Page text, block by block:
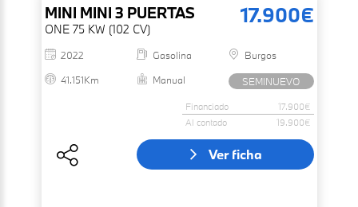
MINI MINI 3 PUERTAS
ONE 75 KW (102 CV)
17.900€
2022 Gasolina
Burgos
41.151Km
Manual SEMINUEVO
Financiado
17.900€
Al contado
19.900€
Ver ficha